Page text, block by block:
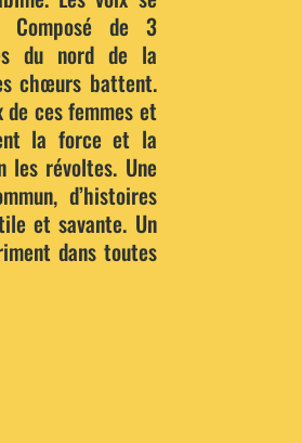
de 3
du nord de la
chœurs battent.
de ces femmes et
la force et la
les révoltes. Une
d’histoires
et savante. Un
dans toutes